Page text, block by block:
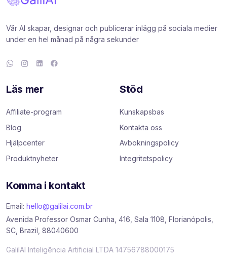
Vår AI skapar, designar och publicerar inlägg på sociala medier
under en hel månad på några sekunder
Läs mer
Affiliate-program
Blog
Hjälpcenter
Produktnyheter
Stöd
Kunskapsbas
Kontakta oss
Avbokningspolicy
Integritetspolicy
Komma i kontakt
Email: hello@galilai.com.br
Avenida Professor Osmar Cunha, 416, Sala 1108, Florianópolis,
SC, Brazil, 88040600
GalilAI Inteligência Artificial LTDA 14756788000175